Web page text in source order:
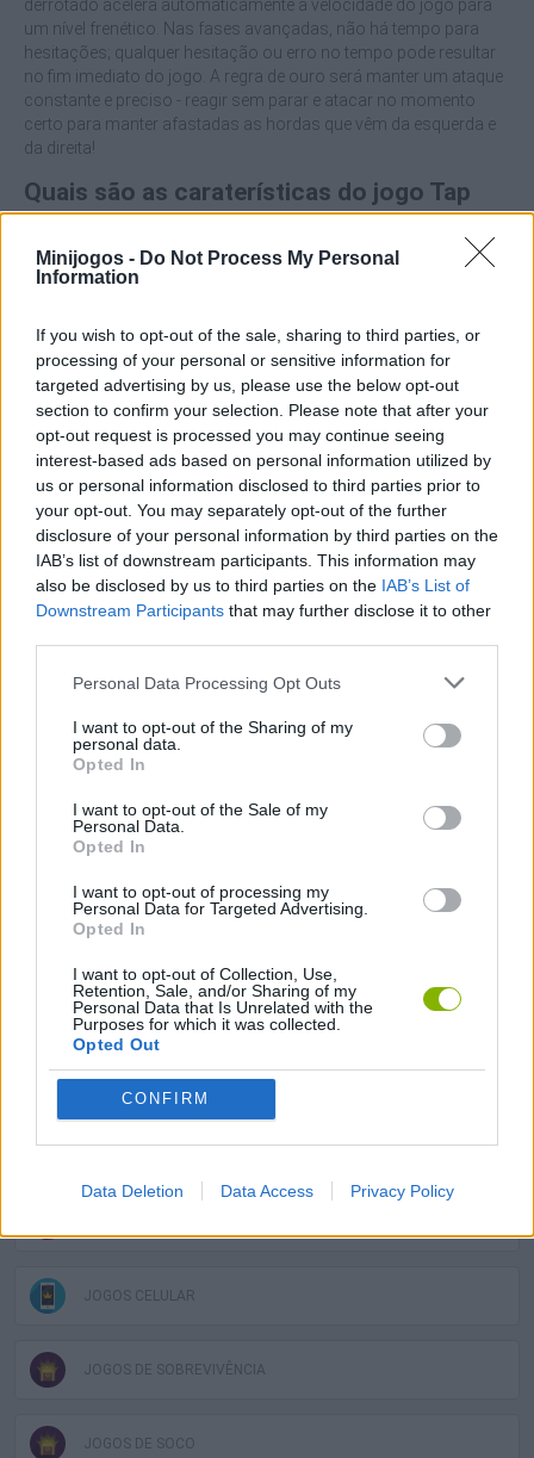
Minijogos - Do Not Process My Personal
Information
If you wish to opt-out of the sale, sharing to third parties, or
processing of your personal or sensitive information for
targeted advertising by us, please use the below opt-out
section to confirm your selection. Please note that after your
opt-out request is processed you may continue seeing
interest-based ads based on personal information utilized by
us or personal information disclosed to third parties prior to
your opt-out. You may separately opt-out of the further
disclosure of your personal information by third parties on the
IAB’s list of downstream participants. This information may
also be disclosed by us to third parties on the IAB’s List of
Downstream Participants that may further disclose it to other
Personal Data Processing Opt Outs
I want to opt-out of the Sharing of my
personal data.
Opted In
I want to opt-out of the Sale of my
Personal Data.
Opted In
I want to opt-out of processing my
Personal Data for Targeted Advertising.
Opted In
I want to opt-out of Collection, Use,
Retention, Sale, and/or Sharing of my
Personal Data that Is Unrelated with the
Purposes for which it was collected.
Opted Out
CONFIRM
Data Deletion Data Access Privacy Policy
derrotado acelera automaticamente a velocidade do jogo para
um nível frenético. Nas fases avançadas, não há tempo para
hesitações; qualquer hesitação ou erro no tempo pode resultar
no fim imediato do jogo. A regra de ouro será manter um ataque
constante e preciso - reagir sem parar e atacar no momento
certo para manter afastadas as hordas que vêm da esquerda e
da direita!
Quais são as caraterísticas do jogo Tap
Enfrenta inimigos que se tornam mais rápidos e
perigosos a cada segundo que passa.
Usa as tuas moedas para ganhares visuais de
personagens, armas e novas fases de batalha.
Mecânica fácil de aprender combinada com gráficos
envolventes.
Um ciclo de jogo viciante que te permite jogar quantas
vezes quiseres para bater o teu recorde pessoal.
Ganha moedas por cada inimigo derrotado e prepara-te
para ganhar!
Em Tap Brawl, os teus dedos serão a tua melhor arma! Mantém
os olhos no ecrã, pois um piscar de olhos no momento errado é
tudo o que os teus adversários precisam para acabar contigo.
Sê rápido, preciso e torna-te o rei do cerco infinito - está na hora
JOGOS DE AÇÃO
JOGOS DE HABILIDADE
JOGOS DE LUTA E COMBATE
COLEÇÕES DE JOGOS
JOGOS EM 3D
JOGOS CELULAR
JOGOS DE SOBREVIVÊNCIA
JOGOS DE SOCO